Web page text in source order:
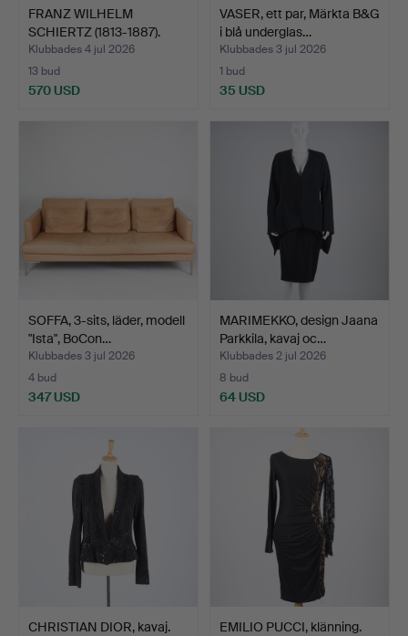
FRANZ WILHELM
SCHIERTZ (1813-1887).
Bondgå…
Klubbades 4 jul 2026
13 bud
570 USD
VASER, ett par, Märkta B&G
i blå underglas…
Klubbades 3 jul 2026
1 bud
35 USD
SOFFA, 3-sits, läder, modell
"Ista", BoCon…
Klubbades 3 jul 2026
4 bud
347 USD
MARIMEKKO, design Jaana
Parkkila, kavaj oc…
Klubbades 2 jul 2026
8 bud
64 USD
CHRISTIAN DIOR, kavaj. EMILIO PUCCI, klänning.